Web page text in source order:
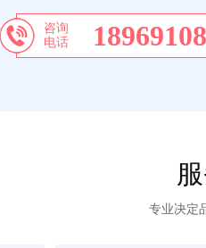
咨询
电话
专业决定